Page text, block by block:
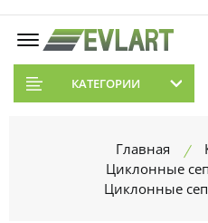
КАТЕГОРИИ
Главная
Циклонные
Циклонные